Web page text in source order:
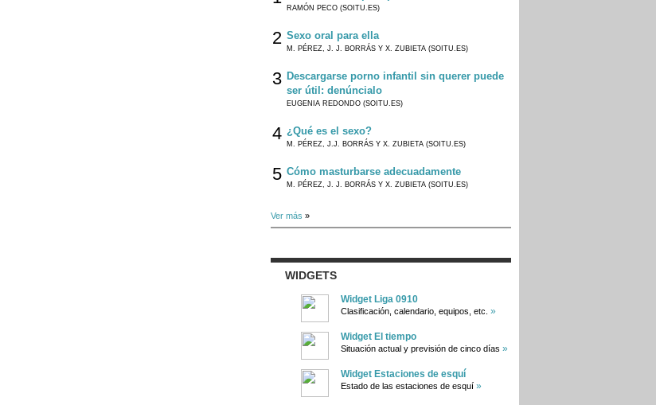
RAMÓN PECO (SOITU.ES)
2 Sexo oral para ella
M. PÉREZ, J. J. BORRÁS Y X. ZUBIETA (SOITU.ES)
3 Descargarse porno infantil sin querer puede
ser útil: denúncialo
EUGENIA REDONDO (SOITU.ES)
4 ¿Qué es el sexo?
M. PÉREZ, J.J. BORRÁS Y X. ZUBIETA (SOITU.ES)
5 Cómo masturbarse adecuadamente
M. PÉREZ, J. J. BORRÁS Y X. ZUBIETA (SOITU.ES)
Ver más »
WIDGETS
Widget Liga 0910
Clasificación, calendario, equipos, etc. »
Widget El tiempo
Situación actual y previsión de cinco días »
Widget Estaciones de esquí
Estado de las estaciones de esquí »